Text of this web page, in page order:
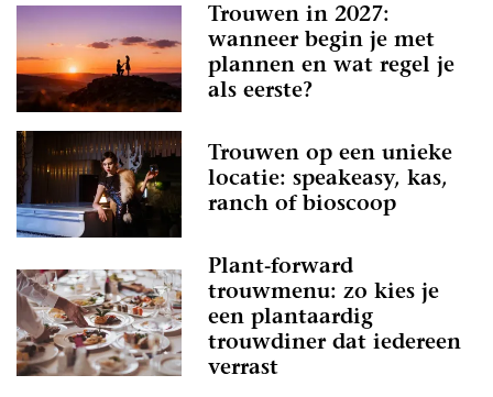
Trouwen in 2027:
wanneer begin je met
plannen en wat regel je
als eerste?
Trouwen op een unieke
locatie: speakeasy, kas,
ranch of bioscoop
Plant-forward
trouwmenu: zo kies je
een plantaardig
trouwdiner dat iedereen
verrast